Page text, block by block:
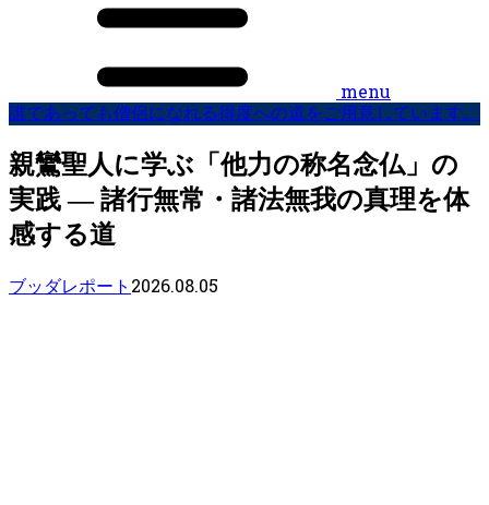
menu
誰であっても僧侶になれる得度への道をご用意しています。
親鸞聖人に学ぶ「他力の称名念仏」の
実践 — 諸行無常・諸法無我の真理を体
感する道
ブッダレポート 2026.08.05